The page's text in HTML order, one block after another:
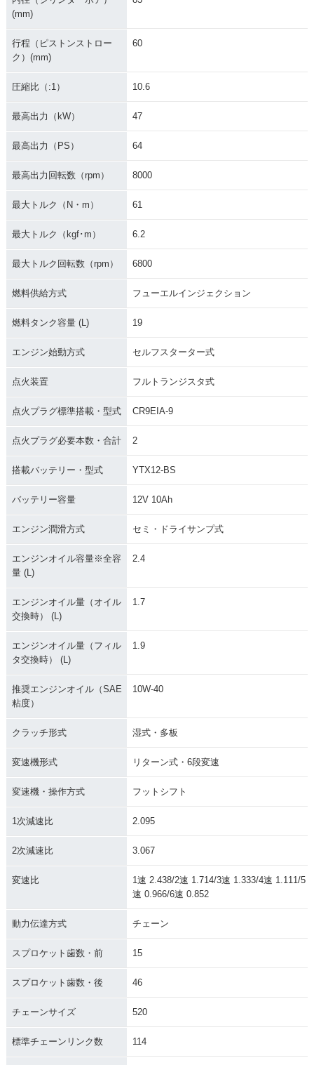
ジ
0・新登場
(mm)
行程（ピストンストロー
ク）(mm)
60
圧縮比（:1） 10.6
最高出力（kW） 47
最高出力（PS） 64
最高出力回転数（rpm） 8000
最大トルク（N・m） 61
最大トルク（kgf･m） 6.2
最大トルク回転数（rpm） 6800
燃料供給方式 フューエルインジェクション
燃料タンク容量 (L) 19
エンジン始動方式 セルフスターター式
点火装置 フルトランジスタ式
点火プラグ標準搭載・型式 CR9EIA-9
点火プラグ必要本数・合計 2
搭載バッテリー・型式 YTX12-BS
バッテリー容量 12V 10Ah
エンジン潤滑方式 セミ・ドライサンプ式
エンジンオイル容量※全容
量 (L)
2.4
エンジンオイル量（オイル
交換時） (L)
1.7
エンジンオイル量（フィル
タ交換時） (L)
1.9
推奨エンジンオイル（SAE
粘度）
10W-40
クラッチ形式 湿式・多板
変速機形式 リターン式・6段変速
変速機・操作方式 フットシフト
1次減速比 2.095
2次減速比 3.067
変速比
1速 2.438/2速 1.714/3速 1.333/4速 1.111/5
速 0.966/6速 0.852
動力伝達方式 チェーン
スプロケット歯数・前 15
スプロケット歯数・後 46
チェーンサイズ 520
標準チェーンリンク数 114